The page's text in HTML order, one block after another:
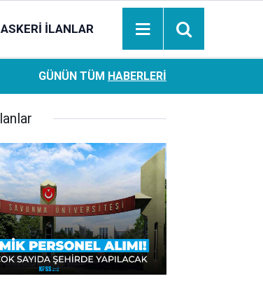
ASKERI İLANLAR
Ziraat Bankası başvuran emeklilere hemen ödeme
hesaplara geçiyor
GÜNÜN TÜM HABERLERI